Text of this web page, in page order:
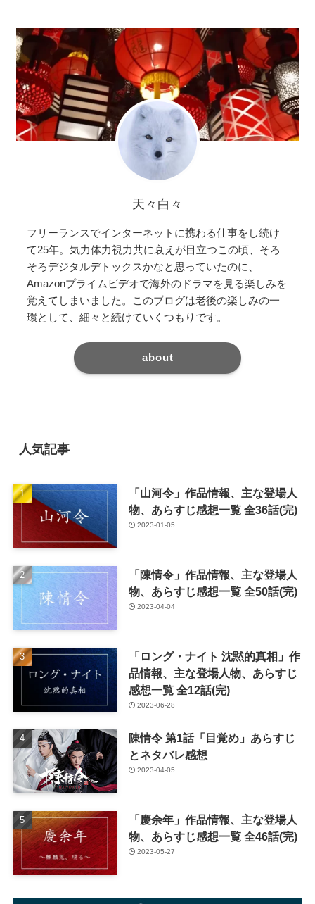
天々白々
フリーランスでインターネットに携わる仕事をし続け
て25年。気力体力視力共に衰えが目立つこの頃、そろ
そろデジタルデトックスかなと思っていたのに、
Amazonプライムビデオで海外のドラマを見る楽しみを
覚えてしまいました。このブログは老後の楽しみの一
環として、細々と続けていくつもりです。
about
人気記事
「山河令」作品情報、主な登場人
物、あらすじ感想一覧 全36話(完)
2023-01-05
「陳情令」作品情報、主な登場人
物、あらすじ感想一覧 全50話(完)
2023-04-04
「ロング・ナイト 沈黙的真相」作
品情報、主な登場人物、あらすじ
感想一覧 全12話(完)
2023-06-28
陳情令 第1話「目覚め」あらすじ
とネタバレ感想
2023-04-05
「慶余年」作品情報、主な登場人
物、あらすじ感想一覧 全46話(完)
2023-05-27